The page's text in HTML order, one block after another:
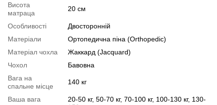
Висота
матраца
20 см
Особливості
Двосторонній
Матеріали
Ортопедична піна (Orthopedic)
Матеріал чохла
Жаккард (Jacquard)
Чохол
Бавовна
Вага на
спальне місце
140 кг
Ваша вага
20-50 кг, 50-70 кг, 70-100 кг, 100-130 кг, 130-